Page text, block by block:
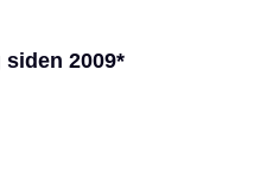
2009*